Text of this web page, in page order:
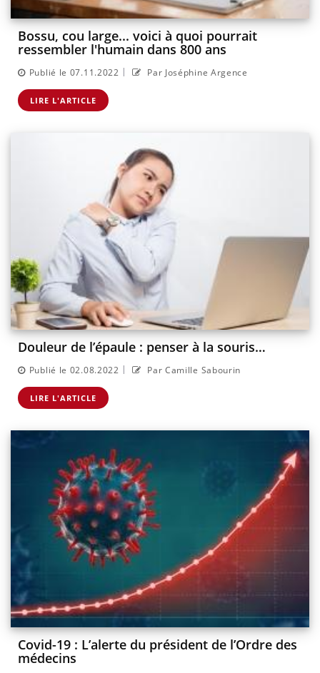
Bossu, cou large... voici à quoi pourrait
ressembler l'humain dans 800 ans
Publié le 07.11.2022 | Par Joséphine Argence
LIRE L'ARTICLE
Douleur de l’épaule : penser à la souris…
Publié le 02.08.2022 | Par Camille Sabourin
LIRE L'ARTICLE
Covid-19 : L’alerte du président de l’Ordre des
médecins